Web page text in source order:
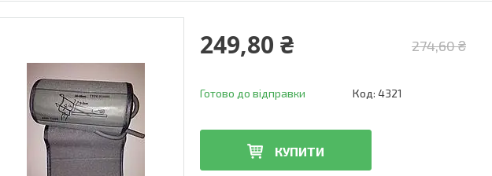
274,60 ₴
249,80 ₴
Готово до відправки Код: 4321
КУПИТИ